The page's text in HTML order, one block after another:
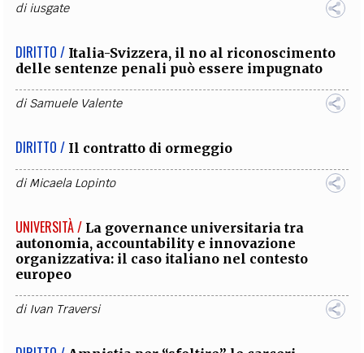
diiusgate
DIRITTO / Italia-Svizzera, il no al riconoscimento
delle sentenze penali può essere impugnato
diSamuele Valente
DIRITTO / Il contratto di ormeggio
diMicaela Lopinto
UNIVERSITÀ / La governance universitaria tra
autonomia, accountability e innovazione
organizzativa: il caso italiano nel contesto
europeo
di Ivan Traversi